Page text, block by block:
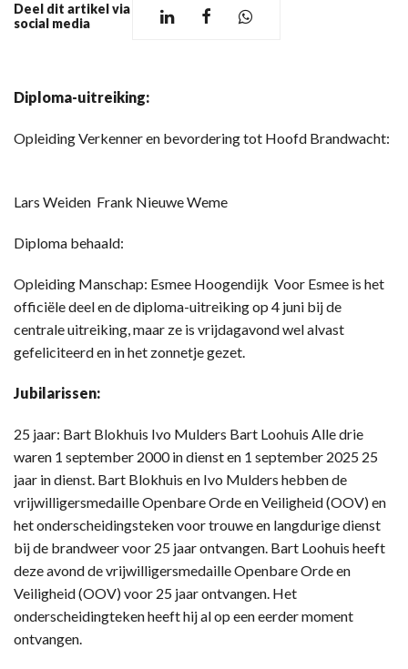
Deel dit artikel via
social media
Diploma-uitreiking:
Opleiding Verkenner en bevordering tot Hoofd Brandwacht:
Lars Weiden Frank Nieuwe Weme
Diploma behaald:
Opleiding Manschap: Esmee Hoogendijk Voor Esmee is het
officiële deel en de diploma-uitreiking op 4 juni bij de
centrale uitreiking, maar ze is vrijdagavond wel alvast
gefeliciteerd en in het zonnetje gezet.
Jubilarissen:
25 jaar: Bart Blokhuis Ivo Mulders Bart Loohuis Alle drie
waren 1 september 2000 in dienst en 1 september 2025 25
jaar in dienst. Bart Blokhuis en Ivo Mulders hebben de
vrijwilligersmedaille Openbare Orde en Veiligheid (OOV) en
het onderscheidingsteken voor trouwe en langdurige dienst
bij de brandweer voor 25 jaar ontvangen. Bart Loohuis heeft
deze avond de vrijwilligersmedaille Openbare Orde en
Veiligheid (OOV) voor 25 jaar ontvangen. Het
onderscheidingteken heeft hij al op een eerder moment
ontvangen.